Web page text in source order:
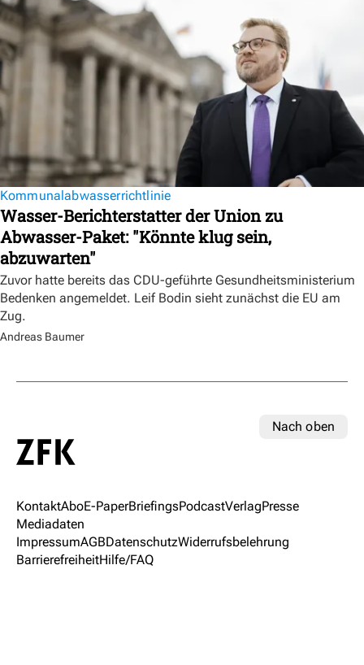
Kommunalabwasserrichtlinie
Wasser-Berichterstatter der Union zu
Abwasser-Paket: "Könnte klug sein,
abzuwarten"
Zuvor hatte bereits das CDU-geführte Gesundheitsministerium
Bedenken angemeldet. Leif Bodin sieht zunächst die EU am
Zug.
Andreas Baumer
Nach oben
KontaktAboE-PaperBriefingsPodcastVerlagPresse
Mediadaten
ImpressumAGBDatenschutzWiderrufsbelehrung
BarrierefreiheitHilfe/FAQ